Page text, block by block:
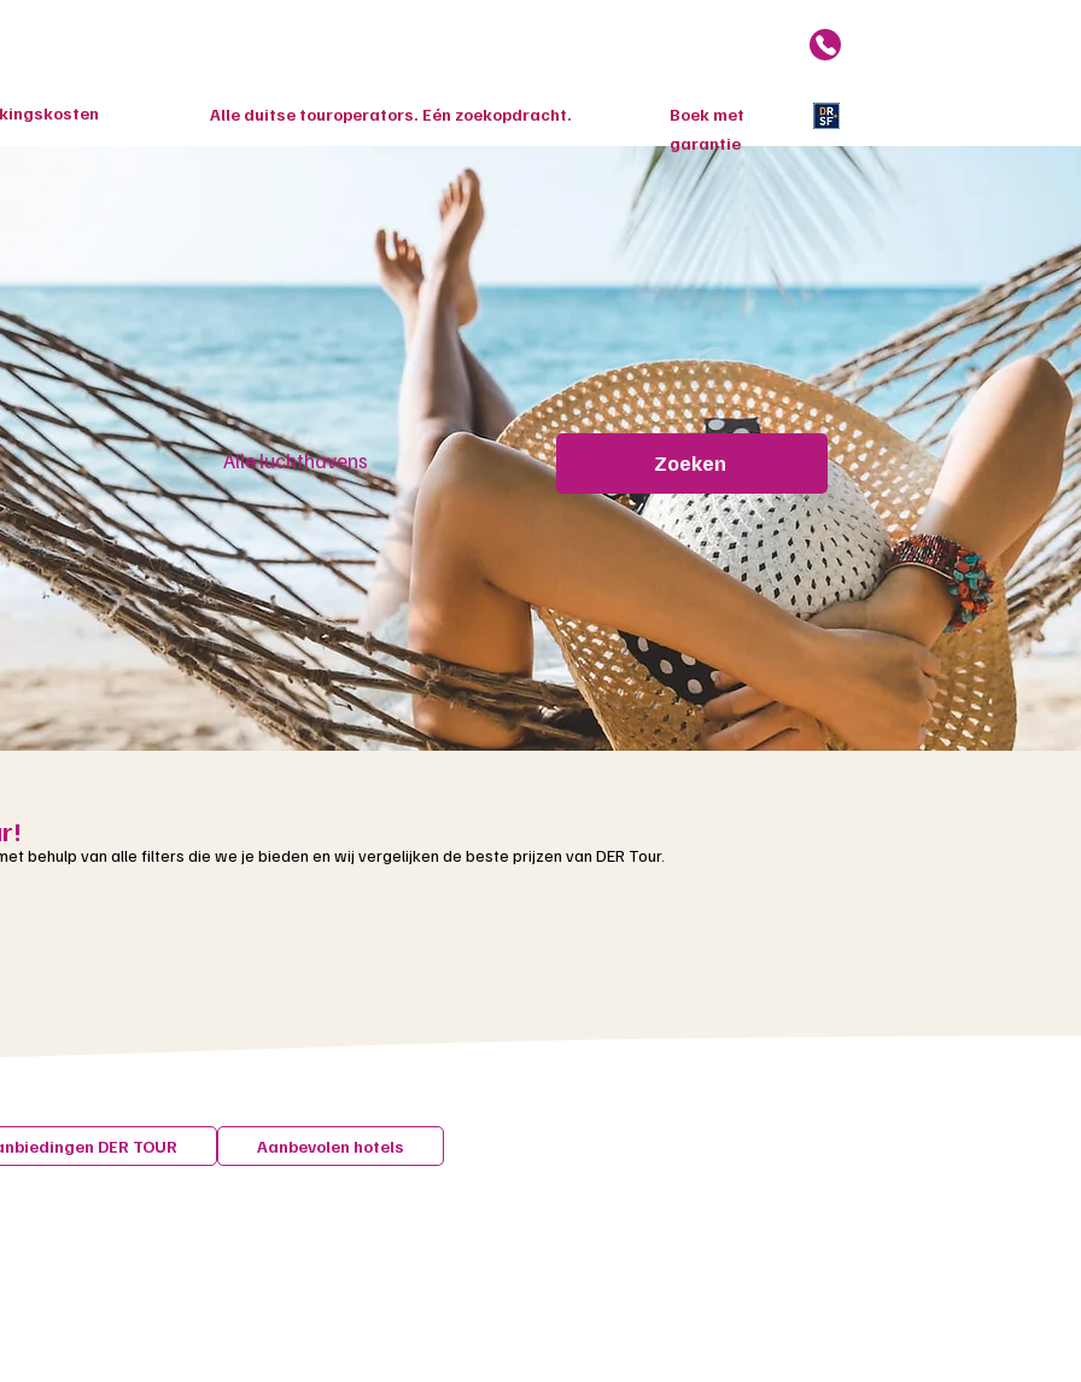
Alle luchthavens Zoeken
behulp van alle filters die we je bieden en wij vergelijken de beste prijzen van DER Tour.
DER TOUR Aanbevolen hotels
Boek met
garantie
Alle duitse touroperators. Eén zoekopdracht.